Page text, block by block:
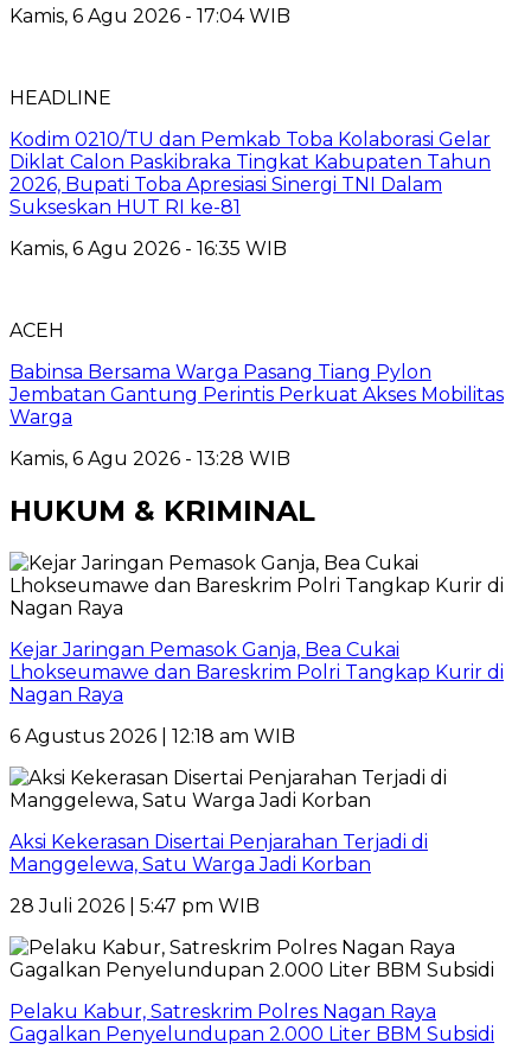
Kamis, 6 Agu 2026 - 17:04 WIB
HEADLINE
Kodim 0210/TU dan Pemkab Toba Kolaborasi Gelar
Diklat Calon Paskibraka Tingkat Kabupaten Tahun
2026, Bupati Toba Apresiasi Sinergi TNI Dalam
Sukseskan HUT RI ke-81
Kamis, 6 Agu 2026 - 16:35 WIB
ACEH
Babinsa Bersama Warga Pasang Tiang Pylon
Jembatan Gantung Perintis Perkuat Akses Mobilitas
Warga
Kamis, 6 Agu 2026 - 13:28 WIB
HUKUM & KRIMINAL
Kejar Jaringan Pemasok Ganja, Bea Cukai
Lhokseumawe dan Bareskrim Polri Tangkap Kurir di
Nagan Raya
6 Agustus 2026 | 12:18 am WIB
Aksi Kekerasan Disertai Penjarahan Terjadi di
Manggelewa, Satu Warga Jadi Korban
28 Juli 2026 | 5:47 pm WIB
Pelaku Kabur, Satreskrim Polres Nagan Raya
Gagalkan Penyelundupan 2.000 Liter BBM Subsidi